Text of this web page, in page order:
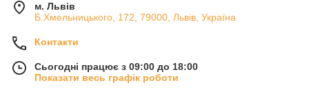
м. Львів
Б.Хмельницького, 172, 79000, Львів, Україна
Контакти
Сьогодні працює з 09:00 до 18:00
Показати весь графік роботи